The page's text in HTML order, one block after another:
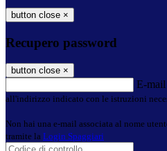
button close ×
Recupero password
button close ×
E-mail
all'indirizzo indicato con le istruzioni
Non hai una e-mail associata al nome
tramite la Login Spaggiari